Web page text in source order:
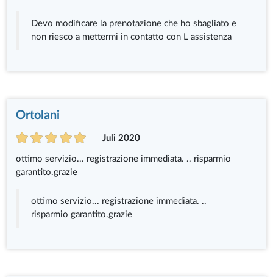
Devo modificare la prenotazione che ho sbagliato e
non riesco a mettermi in contatto con L assistenza
Ortolani
Juli 2020
ottimo servizio... registrazione immediata. .. risparmio
garantito.grazie
ottimo servizio... registrazione immediata. ..
risparmio garantito.grazie